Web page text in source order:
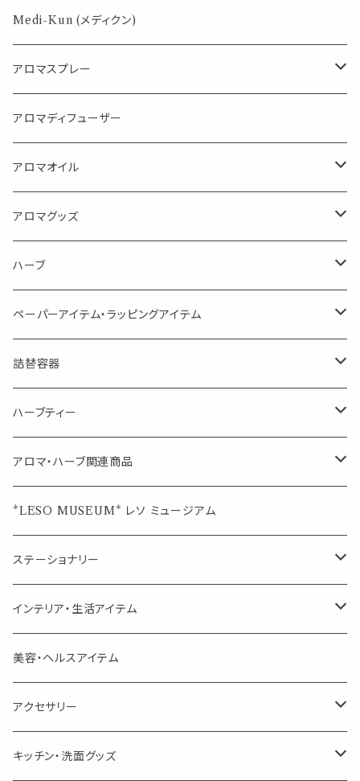
パロサント
Medi-Kun (メディクン)
アロマスプレー
目的で選ぶ
蒸し暑い夏やリフレッシュに
消臭に（用途：空間や衣服）
FLOWER LESO. フラワレソット
Kiyome LESO. キヨメ レソット
体感-4℃ !? 薄荷をブレンドしたアロマスプレー
AroMachi アロマチ 町の香り
Mask&Pillow Aroma
アロマディフューザー
アロマオイル
エッセンシャルオイル
シングル
ブレンド
キャリアオイル
アロマグッズ
エッセンシャルオイル
ディフューザー
ハーブ
サシェ・香り袋
ハーブティー
シングル
ブレンド
箱入りアソート
キャンディー
ペーパーアイテム・ラッピングアイテム
シーリングワックス シール
ペーパークリップ
ウェルカムボード・装飾
席札クリップ
プチギフト
詰替容器
ロールオンボトル
スプレーボトル
スポイトボトル
精油用ボトル
ポンプ式ボトル
リップ容器
スクリュー容器
チューブ
ハーブティー
ブレンド
ジュエル オブ ビューティー
美人さんのハーブティー
シングル
アロマ・ハーブ関連商品
エッセンシャルオイル
シングル
ブレンド
クラフト器材・道具
キャリアオイル・ワックス
道具
お香・サシェ・キャンドル
線香
サシェ・香り袋
ディフューザー
アロマオイルウォーマー
アロマストーン
*LESO MUSEUM* レソ ミュージアム
ステーショナリー
デザインクリップ
記号（ハート,星,etc）
音楽・楽器
ページオープナー・ワイドクリップ
ポストカード・メッセージカード
フック・マグネット・画鋲
インテリア・生活アイテム
オブジェ
キャンドル・お香
ウォールアイテム
美容・ヘルスアイテム
アクセサリー
ブローチ・ピンバッチ
キッチン・洗面グッズ